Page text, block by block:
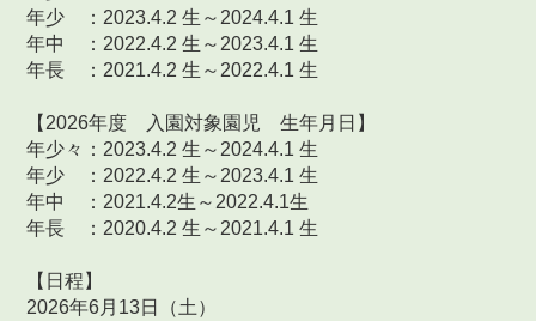
年少 ：2023.4.2 生～2024.4.1 生
年中 ：2022.4.2 生～2023.4.1 生
年長 ：2021.4.2 生～2022.4.1 生
【2026年度 入園対象園児 生年月日】
年少々：2023.4.2 生～2024.4.1 生
年少 ：2022.4.2 生～2023.4.1 生
年中 ：2021.4.2生～2022.4.1生
年長 ：2020.4.2 生～2021.4.1 生
【日程】
2026年6月13日（土）